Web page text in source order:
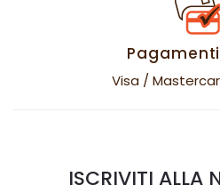
Visa /
ISCRIVITI ALLA